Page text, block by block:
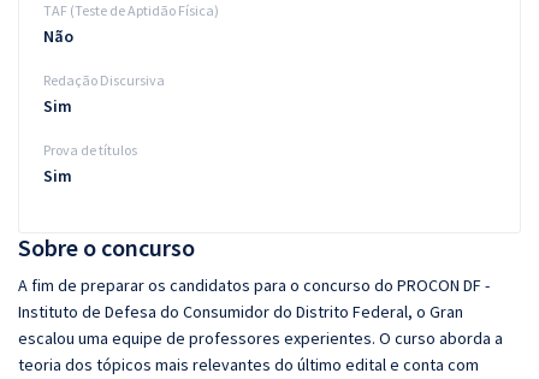
Sobre o concurso
A fim de preparar os candidatos para o concurso do PROCON DF -
Instituto de Defesa do Consumidor do Distrito Federal, o Gran
escalou uma equipe de professores experientes. O curso aborda a
teoria dos tópicos mais relevantes do último edital e conta com
TAF (Teste de Aptidão Física)
Não
Redação Discursiva
Sim
Prova de títulos
Sim